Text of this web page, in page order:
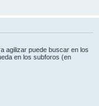
agilizar puede buscar en los
en los subforos (en